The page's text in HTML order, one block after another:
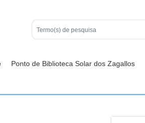
Ponto de Biblioteca Solar dos Zagallos